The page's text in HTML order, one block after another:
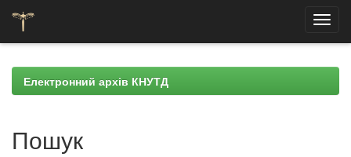
navigationЕлектронний архів КНУТД
Пошук